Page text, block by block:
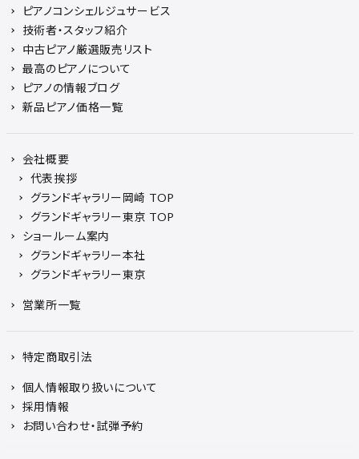
ピアノコンシェルジュサービス
技術者・スタッフ紹介
中古ピアノ厳選販売リスト
最高のピアノについて
ピアノの情報ブログ
新品ピアノ価格一覧
会社概要
代表挨拶
グランドギャラリー岡崎 TOP
グランドギャラリー東京 TOP
ショールーム案内
グランドギャラリー本社
グランドギャラリー東京
営業所一覧
特定商取引法
個人情報取り扱いについて
採用情報
お問い合わせ・試弾予約